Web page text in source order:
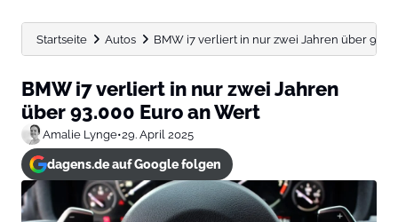
Startseite Autos BMW i7 verliert in nur zwei Jahren über
BMW i7 verliert in nur zwei Jahren
über 93.000 Euro an Wert
Amalie Lynge•29. April 2025
dagens.de auf Google folgen